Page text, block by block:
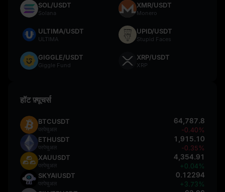
SOL/USDT
Solana
XMR/USDT
Monero
ULTIMA/USDT
ULTIMA
UPID/USDT
Stupid Faces
GIGGLE/USDT
Giggle Fund
XRP/USDT
XRP
हॉट फ़्यूचर्स
BTCUSDT
परपेचुअल
64,787.8
-0.40%
ETHUSDT
परपेचुअल
1,915.10
-0.35%
XAUUSDT
परपेचुअल
4,354.91
+0.04%
SKYAIUSDT
परपेचुअल
0.12294
+3.73%